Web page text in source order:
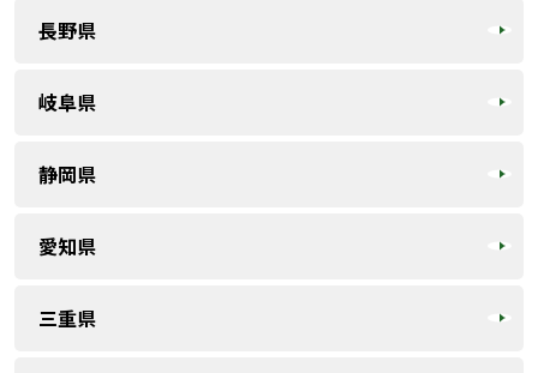
長野県
岐阜県
静岡県
愛知県
三重県